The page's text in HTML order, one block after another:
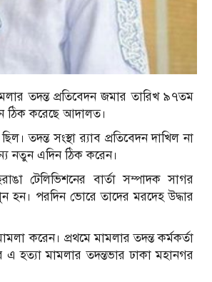
তদন্ত প্রতিবেদন জমার তারিখ ৯৭তম
ঠিক করেছে আদালত।
তদন্ত সংস্থা র‌্যাব প্রতিবেদন দাখিল না
নতুন এদিন ঠিক করেন।
টেলিভিশনের বার্তা সম্পাদক সাগর
হন। পরদিন ভোরে তাদের মরদেহ উদ্ধার
করেন। প্রথমে মামলার তদন্ত কর্মকর্তা
হত্যা মামলার তদন্তভার ঢাকা মহানগর